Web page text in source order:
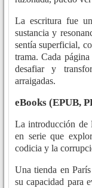
La escritura fue
sustancia y
sentía superficial,
trama. Cada
desafiar y
arraigadas.
eBooks (EPUB,
La introducción de
en serie que
codicia y la
Una tienda en
su capacidad para